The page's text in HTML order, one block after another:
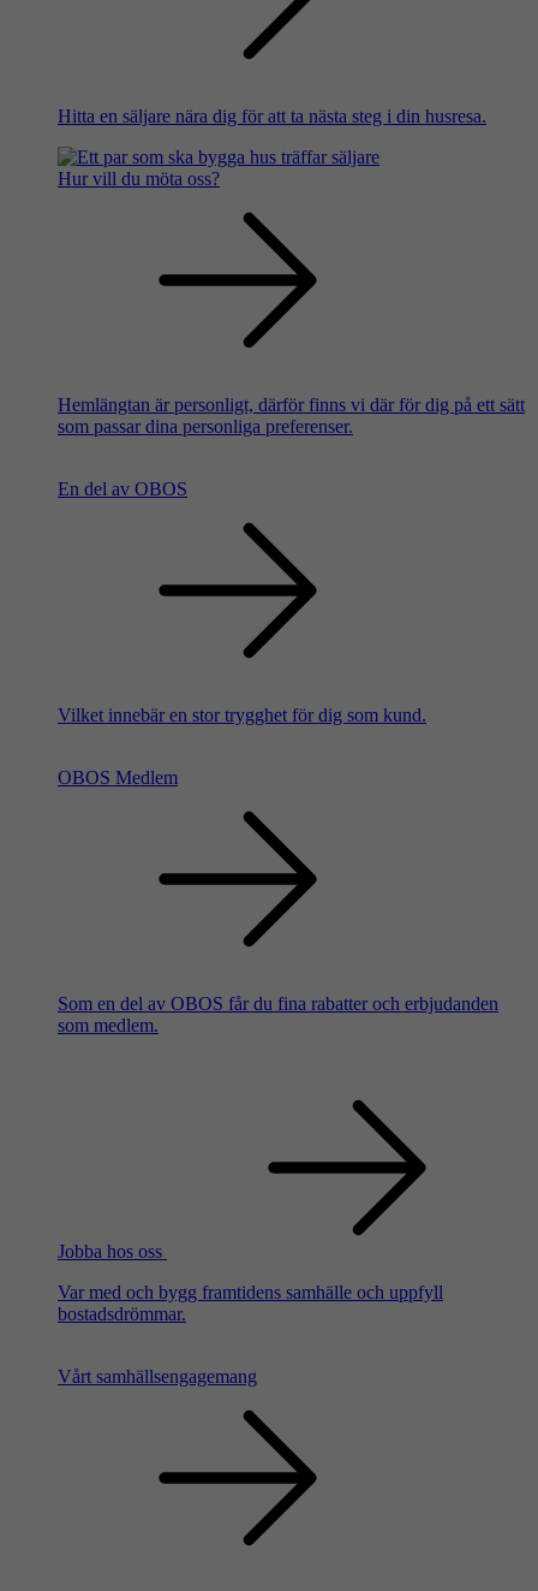
Hitta en säljare nära dig för att ta nästa steg i din husresa.
Hur vill du möta oss?
Hemlängtan är personligt, därför finns vi där för dig på ett sätt
som passar dina personliga preferenser.
En del av OBOS
Vilket innebär en stor trygghet för dig som kund.
OBOS Medlem
Som en del av OBOS får du fina rabatter och erbjudanden
som medlem.
Jobba hos oss
Var med och bygg framtidens samhälle och uppfyll
bostadsdrömmar.
Vårt samhällsengagemang